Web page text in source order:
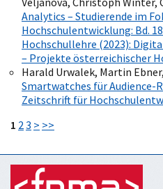
Analytics – Studierende im
Hochschulentwicklung: Bd.
Hochschullehre (2023):
– Projekte österreichischer
Harald Urwalek, Martin Ebner,
Smartwatches für Audience-
Zeitschrift für
1 23 > >>